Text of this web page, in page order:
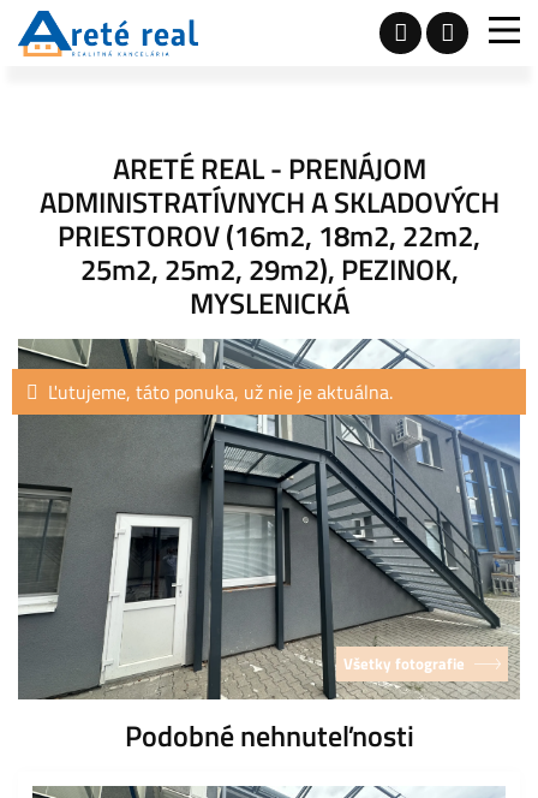
ARETÉ REAL - PRENÁJOM
ADMINISTRATÍVNYCH A SKLADOVÝCH
PRIESTOROV (16m2, 18m2, 22m2,
25m2, 25m2, 29m2), PEZINOK,
MYSLENICKÁ
Ľutujeme, táto ponuka, už nie je aktuálna.
Všetky fotografie
Podobné nehnuteľnosti